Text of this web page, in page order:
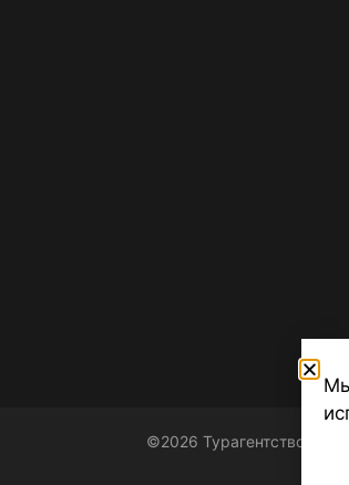
©2026 Турагентство